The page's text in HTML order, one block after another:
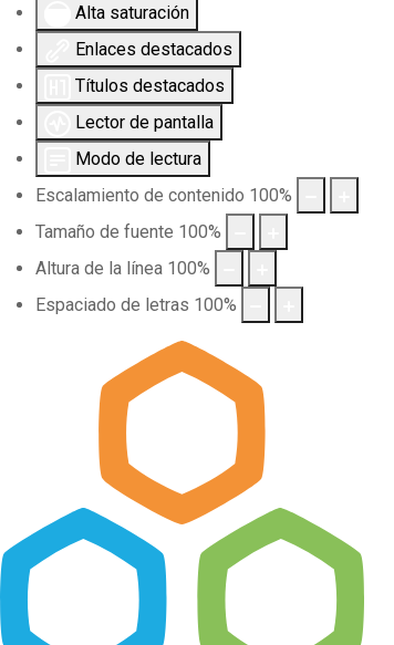
Alta saturación
Enlaces destacados
Títulos destacados
Lector de pantalla
Modo de lectura
Escalamiento de contenido 100%
Tamaño de fuente 100%
Altura de la línea 100%
Espaciado de letras 100%